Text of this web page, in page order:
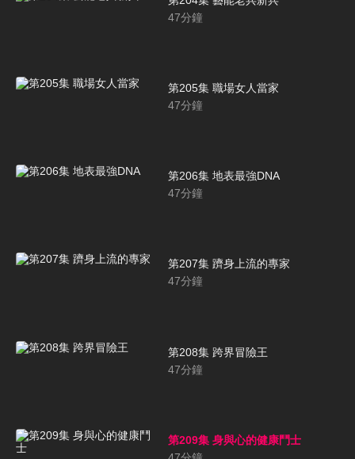
47分鐘
第205集 職場女人當家
47分鐘
第206集 地表最強DNA
47分鐘
第207集 躋身上流的專家
47分鐘
第208集 跨界冒險王
47分鐘
第209集 身與心的健康鬥士